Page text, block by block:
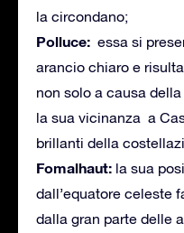
la circondano;
Polluce: essa si
arancio chiaro e
non solo a causa
la sua vicinanza a
brillanti della
Fomalhaut: la sua
dall’equatore celeste
dalla gran parte delle